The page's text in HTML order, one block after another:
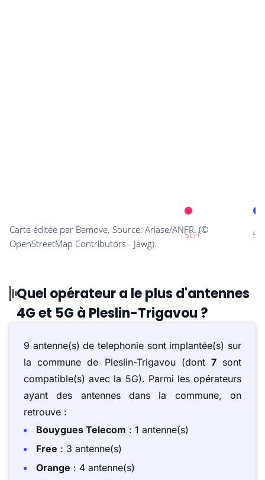
Quel opérateur a le plus d'antennes
4G et 5G à Pleslin-Trigavou ?
9 antenne(s) de telephonie sont implantée(s) sur
la commune de Pleslin-Trigavou (dont 7sont
compatible(s) avec la 5G). Parmi les opérateurs
ayant des antennes dans la commune, on
retrouve :
Bouygues Telecom : 1 antenne(s)
Free : 3 antenne(s)
Orange : 4 antenne(s)